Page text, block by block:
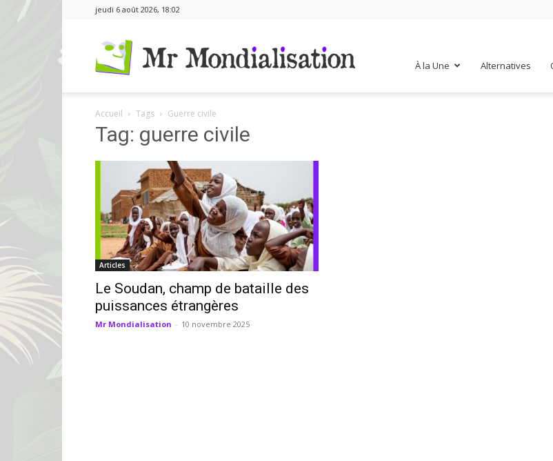
jeudi 6 août 2026, 18:02
À la Une Alternatives
Accueil Tags Guerre civile
Tag: guerre civile
Articles
Le Soudan, champ de bataille des
puissances étrangères
Mr Mondialisation - 10 novembre 2025